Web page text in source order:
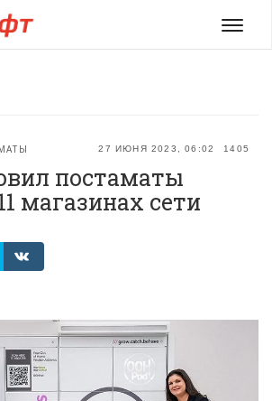
Меню
27 ИЮНЯ 2023, 06:02 1405
постаматы
магазинах сети